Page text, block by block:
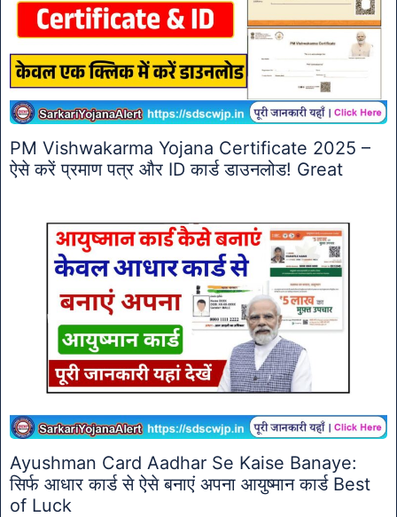
PM Vishwakarma Yojana Certificate 2025 –
ऐसे करें प्रमाण पत्र और ID कार्ड डाउनलोड! Great
Ayushman Card Aadhar Se Kaise Banaye:
सिर्फ आधार कार्ड से ऐसे बनाएं अपना आयुष्मान कार्ड Best
of Luck